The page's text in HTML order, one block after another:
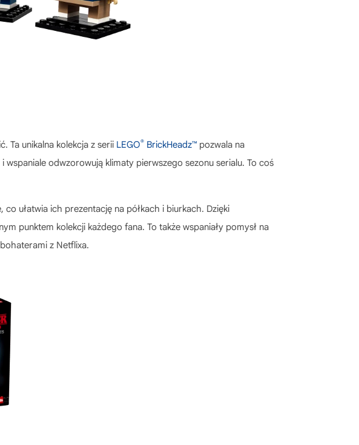
Ta unikalna kolekcja z serii LEGO® BrickHeadz™ pozwala na
wspaniale odwzorowują klimaty pierwszego sezonu serialu. To coś
co ułatwia ich prezentację na półkach i biurkach. Dzięki
punktem kolekcji każdego fana. To także wspaniały pomysł na
z Netflixa.